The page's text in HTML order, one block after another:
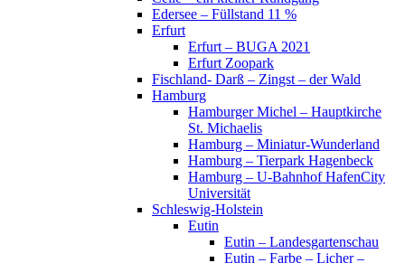
Edersee – Füllstand 11 %
Erfurt
Erfurt – BUGA 2021
Erfurt Zoopark
Fischland- Darß – Zingst – der Wald
Hamburg
Hamburger Michel – Hauptkirche
St. Michaelis
Hamburg – Miniatur-Wunderland
Hamburg – Tierpark Hagenbeck
Hamburg – U-Bahnhof HafenCity
Universität
Schleswig-Holstein
Eutin
Eutin – Landesgartenschau
Eutin – Farbe – Licher –